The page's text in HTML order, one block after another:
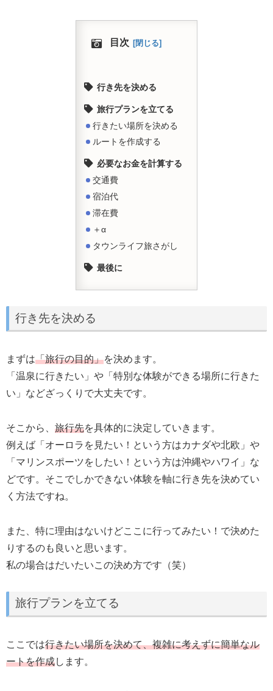
目次
行き先を決める
旅行プランを立てる
行きたい場所を決める
ルートを作成する
必要なお金を計算する
交通費
宿泊代
滞在費
＋α
タウンライフ旅さがし
最後に
行き先を決める
まずは「旅行の目的」を決めます。
「温泉に行きたい」や「特別な体験ができる場所に行きた
い」などざっくりで大丈夫です。
そこから、 旅行先を具体的に決定していきます。
例えば「オーロラを見たい！という方はカナダや北欧」や
「マリンスポーツをしたい！という方は沖縄やハワイ」な
どです。そこでしかできない体験を軸に行き先を決めてい
く方法ですね。
また、特に理由はないけどここに行ってみたい！で決めた
りするのも良いと思います。
私の場合はだいたいこの決め方です（笑）
旅行プランを立てる
ここでは行きたい場所を決めて、複雑に考えずに簡単なル
ートを作成します。